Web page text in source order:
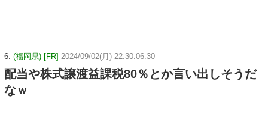
6: (福岡県) [FR] 2024/09/02(月) 22:30:06.30
配当や株式譲渡益課税80％とか言い出しそうだ
なｗ